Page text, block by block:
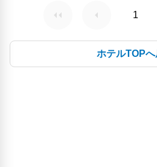
1
ホテルTOPへ